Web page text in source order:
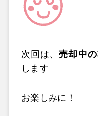
次回は、売却中
します
お楽しみに！